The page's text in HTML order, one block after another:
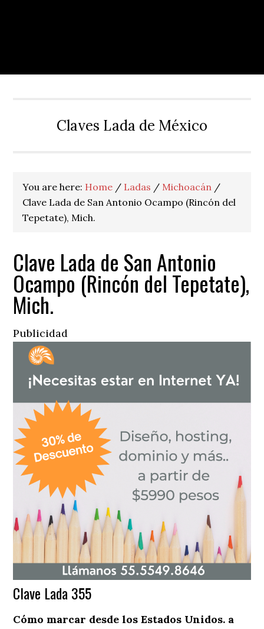
Claves Lada de México
You are here: Home / Ladas / Michoacán /
Clave Lada de San Antonio Ocampo (Rincón del
Tepetate), Mich.
Clave Lada de San Antonio
Ocampo (Rincón del Tepetate),
Mich.
Publicidad
Clave Lada 355
Cómo marcar desde los Estados Unidos. a